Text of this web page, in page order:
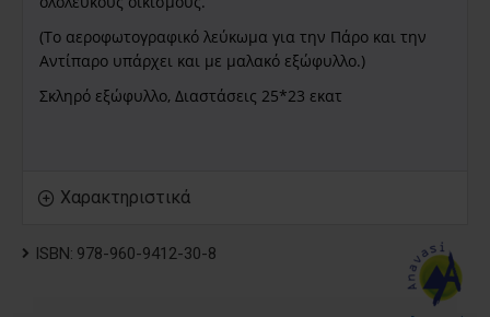
(Το αεροφωτογραφικό λεύκωμα για την Πάρο και την
Αντίπαρο υπάρχει και με μαλακό εξώφυλλο.)
Σκληρό εξώφυλλο, Διαστάσεις 25*23 εκατ
Χαρακτηριστικά
ISBN: 978-960-9412-30-8